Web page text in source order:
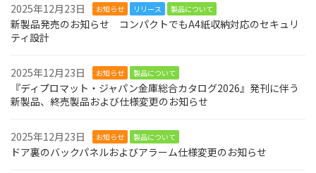
2025年12月23日 お知らせ リリース 製品について
新製品発売のお知らせ コンパクトでもA4紙収納対応のセキュリ
ティ設計
2025年12月23日 お知らせ 製品について
『ディプロマット・ジャパン金庫総合カタログ2026』発刊に伴う
新製品、終売製品および仕様変更のお知らせ
2025年12月23日 お知らせ 製品について
ドア裏のバックパネルおよびアラーム仕様変更のお知らせ